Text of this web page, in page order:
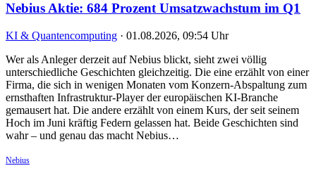
Nebius Aktie: 684 Prozent Umsatzwachstum im Q1
KI & Quantencomputing · 01.08.2026, 09:54 Uhr
Wer als Anleger derzeit auf Nebius blickt, sieht zwei völlig
unterschiedliche Geschichten gleichzeitig. Die eine erzählt von einer
Firma, die sich in wenigen Monaten vom Konzern-Abspaltung zum
ernsthaften Infrastruktur-Player der europäischen KI-Branche
gemausert hat. Die andere erzählt von einem Kurs, der seit seinem
Hoch im Juni kräftig Federn gelassen hat. Beide Geschichten sind
wahr – und genau das macht Nebius…
Nebius